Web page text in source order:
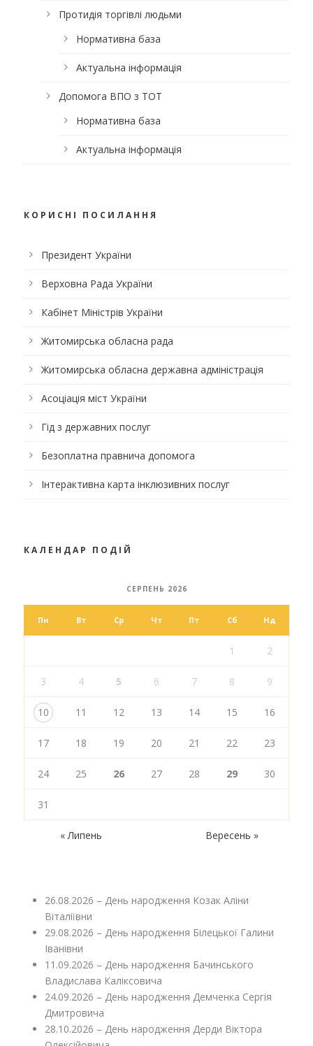
Протидія торгівлі людьми
Нормативна база
Актуальна інформація
Допомога ВПО з ТОТ
Нормативна база
Актуальна інформація
КОРИСНІ ПОСИЛАННЯ
Президент України
Верховна Рада України
Кабінет Міністрів України
Житомирська обласна рада
Житомирська обласна державна адміністрація
Асоціація міст України
Гід з державних послуг
Безоплатна правнича допомога
Інтерактивна карта інклюзивних послуг
КАЛЕНДАР ПОДІЙ
СЕРПЕНЬ 2026
Пн Вт Ср Чт Пт Сб Нд
1 2
3 4 5 6 7 8 9
10 11 12 13 14 15 16
17 18 19 20 21 22 23
24 25 26 27 28 29 30
31
« Липень Вересень »
26.08.2026 – День народження Козак Аліни
Віталіївни
29.08.2026 – День народження Білецької Галини
Іванівни
11.09.2026 – День народження Бачинського
Владислава Каліксовича
24.09.2026 – День народження Демченка Сергія
Дмитровича
28.10.2026 – День народження Дерди Віктора